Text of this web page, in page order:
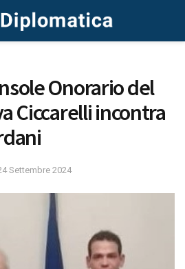
Onorario del
Ciccarelli incontra
Settembre 2024